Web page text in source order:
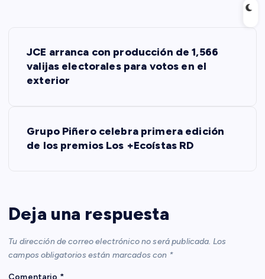
c
i
ó
JCE arranca con producción de 1,566
valijas electorales para votos en el
exterior
Grupo Piñero celebra primera edición
de los premios Los +Ecoístas RD
Deja una respuesta
Tu dirección de correo electrónico no será publicada. Los
campos obligatorios están marcados con *